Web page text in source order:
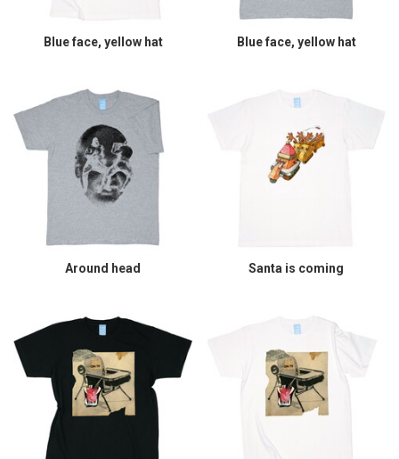
Blue face, yellow hat Blue face, yellow hat
Around head Santa is coming